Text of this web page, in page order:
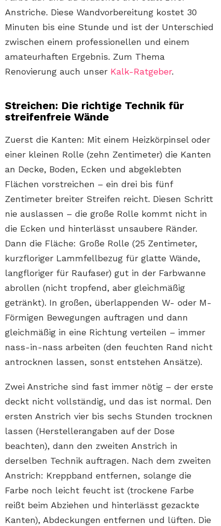
Anstriche. Diese Wandvorbereitung kostet 30
Minuten bis eine Stunde und ist der Unterschied
zwischen einem professionellen und einem
amateurhaften Ergebnis. Zum Thema
Renovierung auch unser Kalk-Ratgeber.
Streichen: Die richtige Technik für
streifenfreie Wände
Zuerst die Kanten: Mit einem Heizkörpinsel oder
einer kleinen Rolle (zehn Zentimeter) die Kanten
an Decke, Boden, Ecken und abgeklebten
Flächen vorstreichen – ein drei bis fünf
Zentimeter breiter Streifen reicht. Diesen Schritt
nie auslassen – die große Rolle kommt nicht in
die Ecken und hinterlässt unsaubere Ränder.
Dann die Fläche: Große Rolle (25 Zentimeter,
kurzfloriger Lammfellbezug für glatte Wände,
langfloriger für Raufaser) gut in der Farbwanne
abrollen (nicht tropfend, aber gleichmäßig
getränkt). In großen, überlappenden W- oder M-
Förmigen Bewegungen auftragen und dann
gleichmäßig in eine Richtung verteilen – immer
nass-in-nass arbeiten (den feuchten Rand nicht
antrocknen lassen, sonst entstehen Ansätze).
Zwei Anstriche sind fast immer nötig – der erste
deckt nicht vollständig, und das ist normal. Den
ersten Anstrich vier bis sechs Stunden trocknen
lassen (Herstellerangaben auf der Dose
beachten), dann den zweiten Anstrich in
derselben Technik auftragen. Nach dem zweiten
Anstrich: Kreppband entfernen, solange die
Farbe noch leicht feucht ist (trockene Farbe
reißt beim Abziehen und hinterlässt gezackte
Kanten), Abdeckungen entfernen und lüften. Die